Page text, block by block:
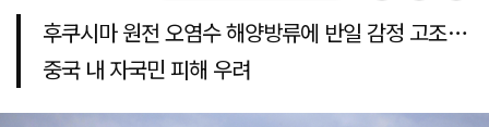
후쿠시마 원전 오염수 해양방류에 반일 감정 고조…
중국 내 자국민 피해 우려